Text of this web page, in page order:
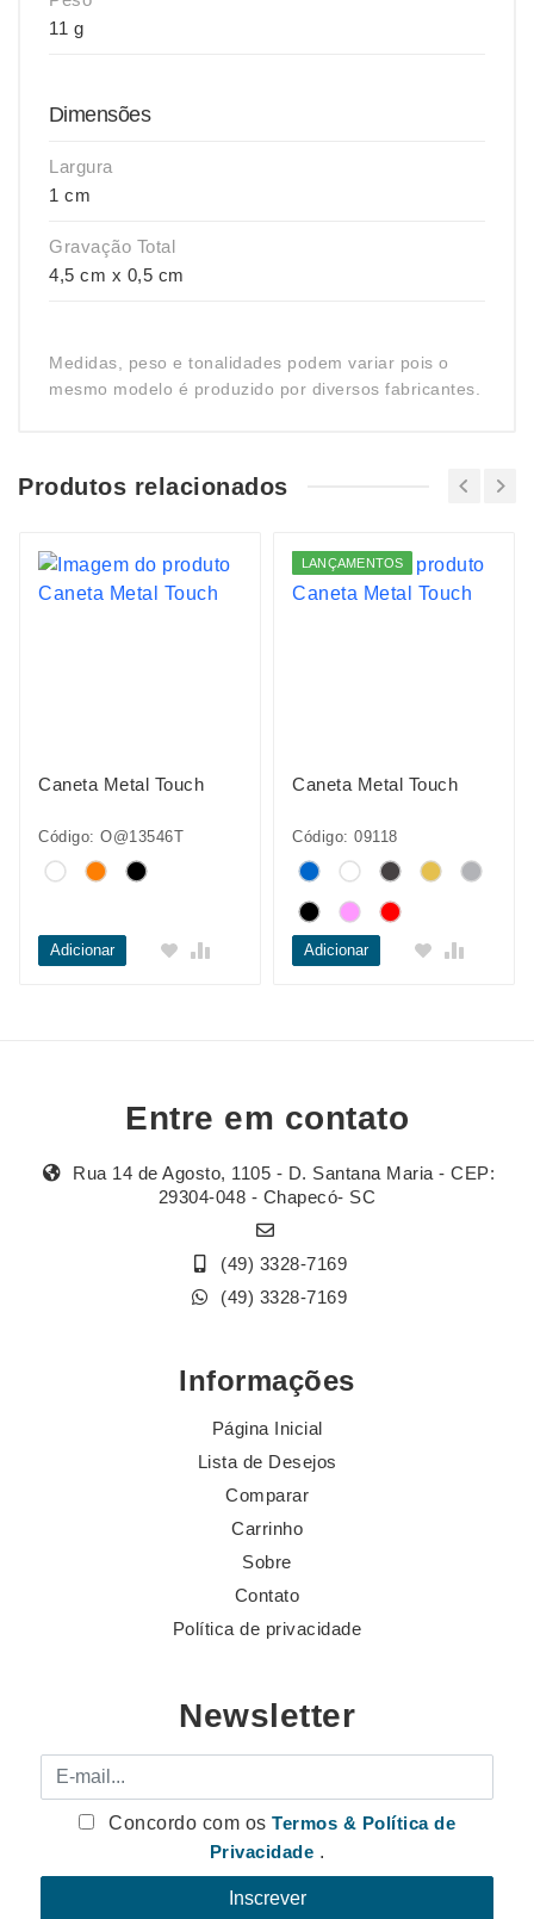
11 g
Dimensões
Largura
1 cm
Gravação Total
4,5 cm x 0,5 cm
Medidas, peso e tonalidades podem variar pois o
mesmo modelo é produzido por diversos fabricantes.
Produtos relacionados
Caneta Metal Touch
Código: O@13546T
Adicionar
LANÇAMENTOS
Caneta Metal Touch
Código: 09118
Adicionar
Entre em contato
Rua 14 de Agosto, 1105 - D. Santana Maria - CEP:
29304-048 - Chapecó- SC
(49) 3328-7169
(49) 3328-7169
Informações
Página Inicial
Lista de Desejos
Comparar
Carrinho
Sobre
Contato
Política de privacidade
Newsletter
E-mail
Concordo com osTermos & Política de
Privacidade .